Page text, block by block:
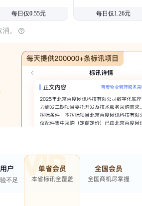
每日仅0.55元 每日仅1.26元
。